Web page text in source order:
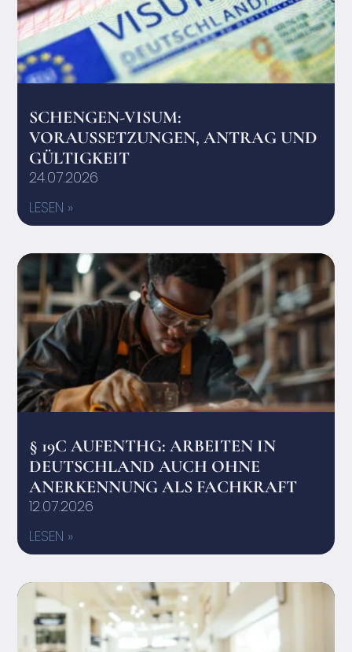
SCHENGEN-VISUM:
VORAUSSETZUNGEN, ANTRAG UND
GÜLTIGKEIT
24.07.2026
LESEN »
§ 19C AUFENTHG: ARBEITEN IN
DEUTSCHLAND AUCH OHNE
ANERKENNUNG ALS FACHKRAFT
12.07.2026
LESEN »